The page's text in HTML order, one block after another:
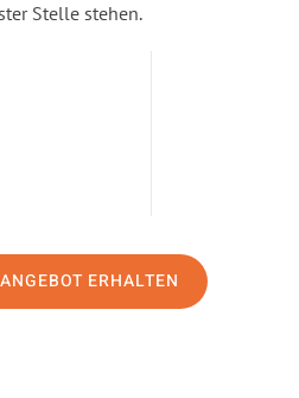
Stelle stehen.
ERHALTEN